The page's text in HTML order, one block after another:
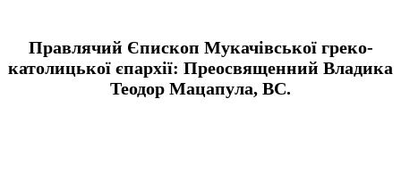
Правлячий Єпископ Мукачівської греко-
католицької єпархії: Преосвященний Владика
Теодор Мацапула, ВС.